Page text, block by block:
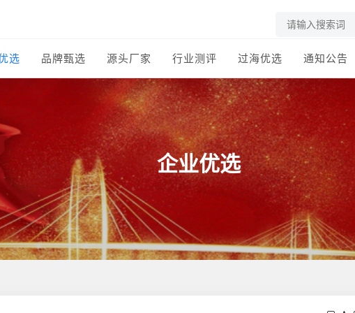
选 品牌甄选 源头厂家 行业测评 过海优选 通知公告
企业优选